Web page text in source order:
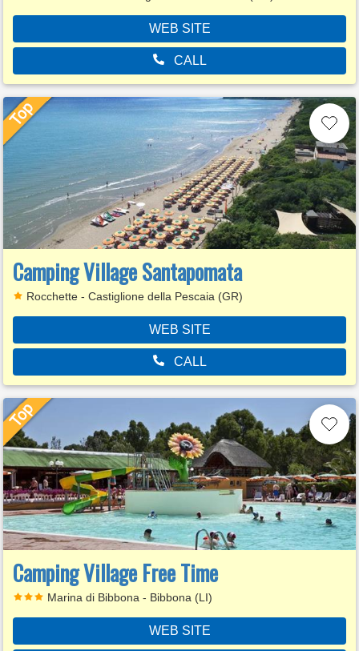
WEB SITE
CALL
Camping Village Santapomata
Rocchette - Castiglione della Pescaia (GR)
WEB SITE
CALL
Camping Village Free Time
Marina di Bibbona - Bibbona (LI)
WEB SITE